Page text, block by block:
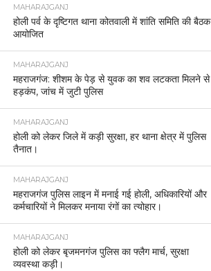
MAHARAJGANJ
होली पर्व के दृष्टिगत थाना कोतवाली में शांति समिति की बैठक
आयोजित
MAHARAJGANJ
महराजगंज: शीशम के पेड़ से युवक का शव लटकता मिलने से
हड़कंप, जांच में जुटी पुलिस
MAHARAJGANJ
होली को लेकर जिले में कड़ी सुरक्षा, हर थाना क्षेत्र में पुलिस
तैनात।
MAHARAJGANJ
महराजगंज पुलिस लाइन में मनाई गई होली, अधिकारियों और
कर्मचारियों ने मिलकर मनाया रंगों का त्योहार।
MAHARAJGANJ
होली को लेकर बृजमनगंज पुलिस का फ्लैग मार्च, सुरक्षा
व्यवस्था कड़ी।